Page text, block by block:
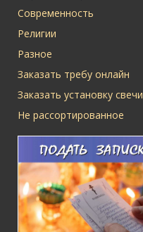
Современность
Религии
Разное
Заказать требу онлайн
Заказать установку свечи
Не рассортированное